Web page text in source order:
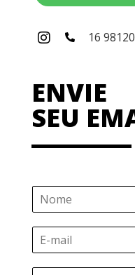
16
ENVIE
SEU
N
E